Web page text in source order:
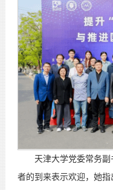
天津大学党委常务
者的到来表示欢迎，她